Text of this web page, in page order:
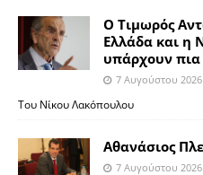
Ο Τιμωρός
Ελλάδα και η
υπάρχουν πια
7 Αυγούστου 2026
Του Νίκου Λακόπουλου
Αθανάσιος
7 Αυγούστου 2026